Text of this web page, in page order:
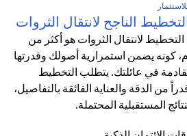
الناجح لانتقال الثروات
لانتقال الثروات هو أكثر من
كونه يضمن استمرارية أصولك وقدرتها
في عائلتك. يتطلب التخطيط
من الدقة والعناية الفائقة بالتفاصيل،
المستقبلية المحتملة.